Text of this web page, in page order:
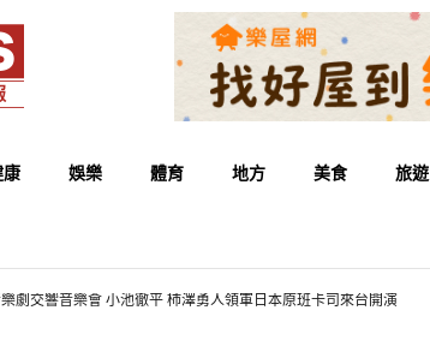
康 娛樂 體育 地方 美食 旅遊
樂劇交響音樂會 小池徹平 柿澤勇人領軍日本原班卡司來台開演